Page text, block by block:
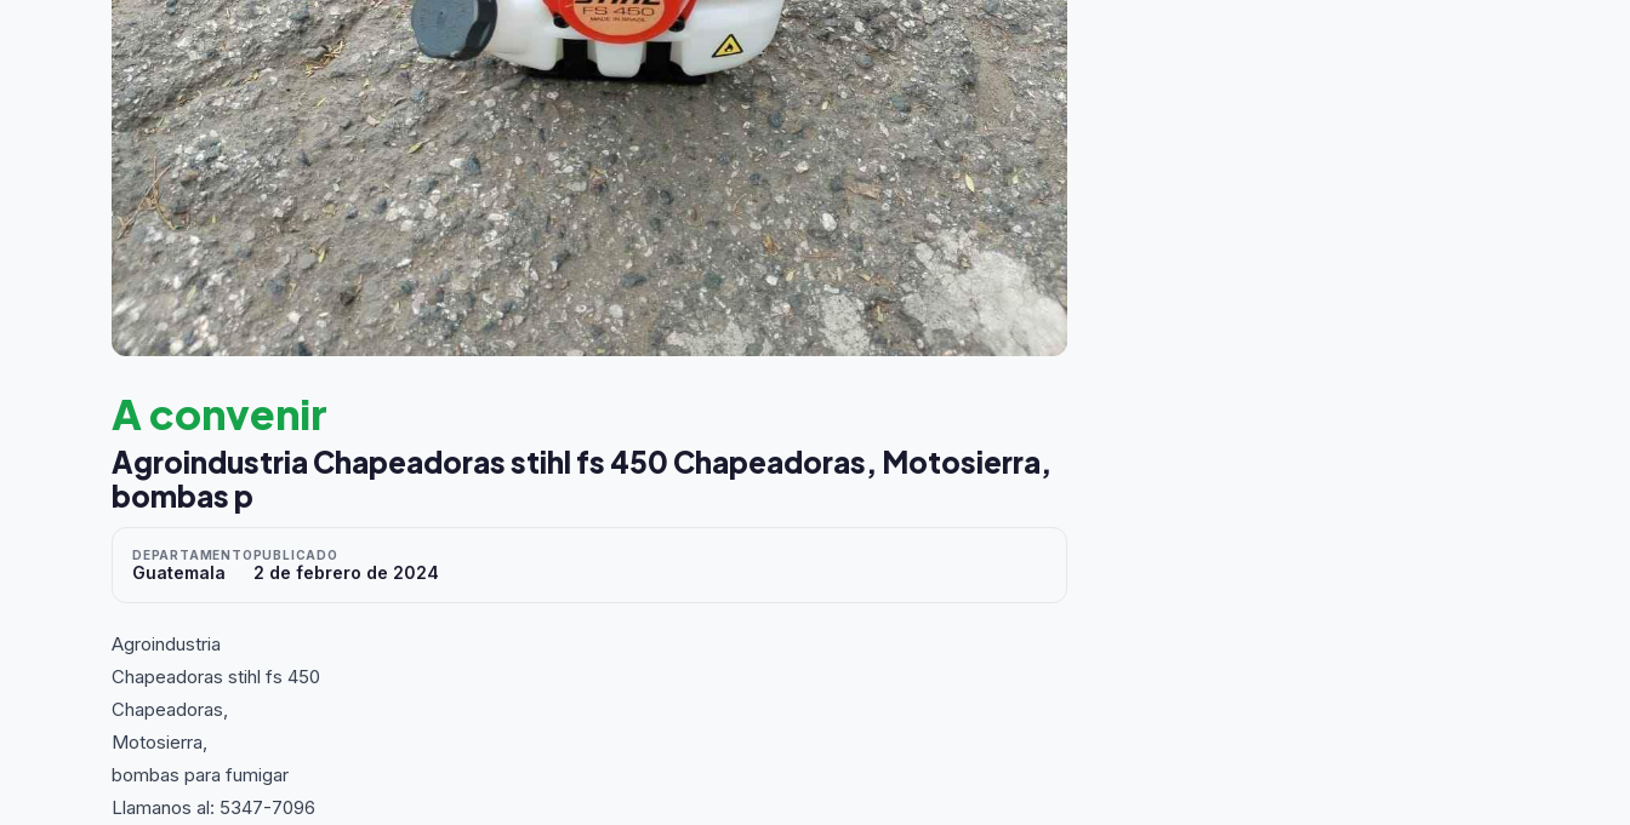
A convenir
Agroindustria Chapeadoras stihl fs 450 Chapeadoras, Motosierra,
bombas p
DEPARTAMENTO
Guatemala
PUBLICADO
2 de febrero de 2024
Agroindustria
Chapeadoras stihl fs 450
Chapeadoras,
Motosierra,
bombas para fumigar
Llamanos al: 5347-7096